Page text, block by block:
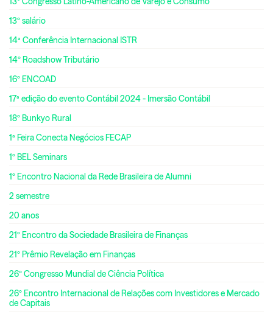
13º salário
14ª Conferência Internacional ISTR
14º Roadshow Tributário
16º ENCOAD
17ª edição do evento Contábil 2024 - Imersão Contábil
18º Bunkyo Rural
1ª Feira Conecta Negócios FECAP
1º BEL Seminars
1º Encontro Nacional da Rede Brasileira de Alumni
2 semestre
20 anos
21º Encontro da Sociedade Brasileira de Finanças
21º Prêmio Revelação em Finanças
26º Congresso Mundial de Ciência Política
26º Encontro Internacional de Relações com Investidores e Mercado
de Capitais